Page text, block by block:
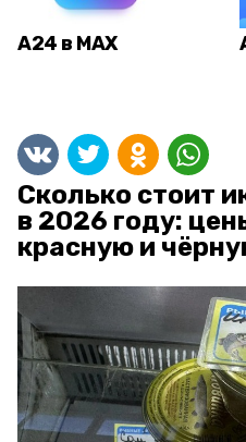
А24 в MAX
Сколько стоит
в 2026 году:
красную и